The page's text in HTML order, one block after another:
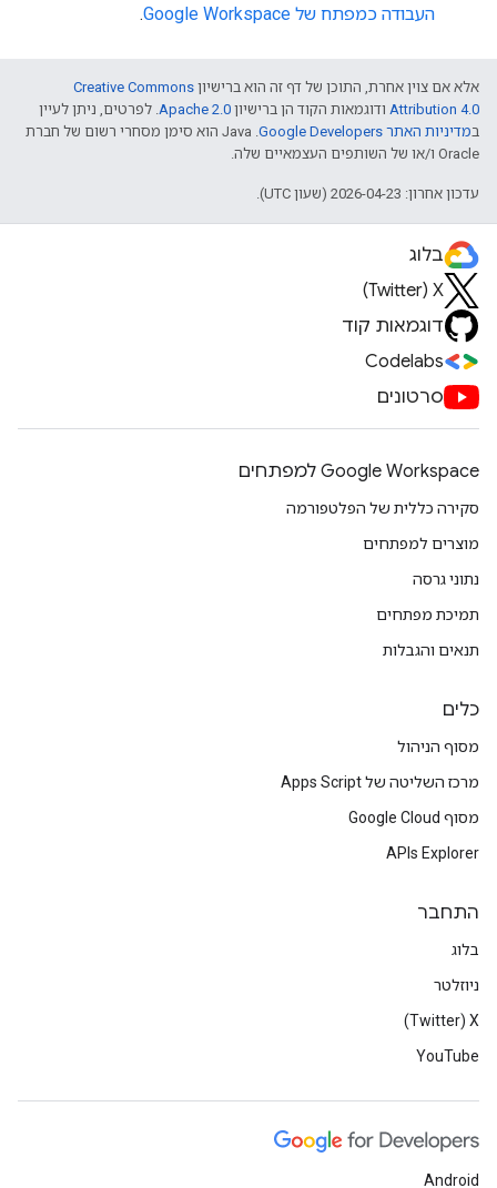
העבודה כמפתח של Google Workspace
.
אלא אם צוין אחרת, התוכן של דף זה הוא ברישיון Creative Commons
Attribution 4.0 ודוגמאות הקוד הן ברישיון Apache 2.0. לפרטים, ניתן לעיין
במדיניות האתר Google Developers‏
.‏ Java הוא סימן מסחרי רשום של חברת
Oracle ו/או של השותפים העצמאיים שלה.
עדכון אחרון: 2026-04-23 (שעון UTC).
בלוג
X‏ (Twitter)
דוגמאות קוד
Codelabs
סרטונים
Google Workspace למפתחים
סקירה כללית של הפלטפורמה
מוצרים למפתחים
נתוני גרסה
תמיכת מפתחים
תנאים והגבלות
כלים
מסוף הניהול
מרכז השליטה של Apps Script
מסוף Google Cloud
APIs Explorer
התחבר
בלוג
ניוזלטר
X‏ (Twitter)
YouTube
Android